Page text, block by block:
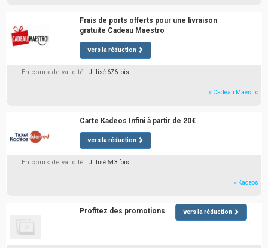
Frais de ports offerts pour une livraison
gratuite Cadeau Maestro
vers la réduction
En cours de validité | Utilisé 676 fois
» Cadeau Maestro
Carte Kadeos Infini à partir de 20€
vers la réduction
En cours de validité | Utilisé 643 fois
» Kadeos
Profitez des promotions vers la réduction